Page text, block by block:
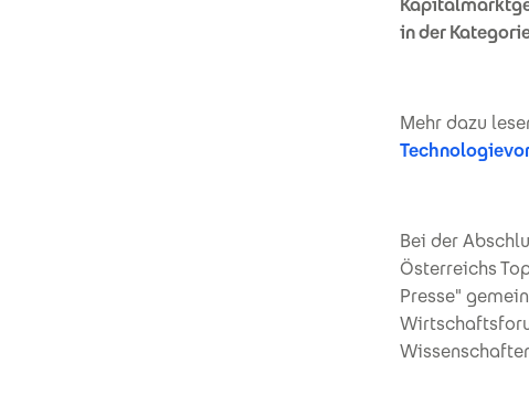
in der
Mehr dazu
Bei der
Österreichs
Presse"